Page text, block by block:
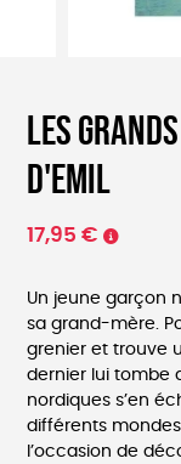
Les
d'Emil
17,95 €
Un jeune garçon
sa grand-mère.
grenier et trouve
dernier lui tombe
nordiques s’en
différents
l’occasion de